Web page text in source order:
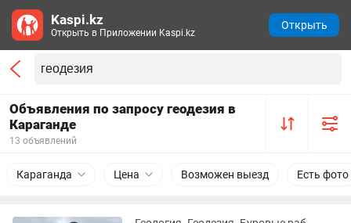
Объявления по запросу геодезия в
Караганде
13 объявлений
Караганда Цена Возможен выезд Есть фото
Kaspi.kz
Открыть в Приложении Kaspi.kz
Открыть